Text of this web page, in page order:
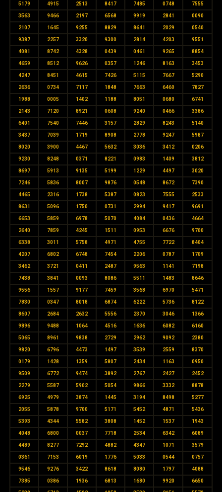
5179 4915 2513 8417 7485 0748 7555
3563 9466 2197 6568 9919 2841 0090
2107 1645 9255 8829 8641 2029 0540
9387 2257 3320 9300 2814 4203 9551
4081 8742 4328 0439 0461 9265 8854
4659 8512 9626 0357 1246 8163 3453
4247 8451 4615 7426 5115 7667 5290
2636 0734 7117 1848 7663 6460 7827
1988 0005 1402 1188 8051 0680 6741
2143 7120 8921 0608 9240 0466 3386
6401 7540 7446 3157 2829 8243 5140
3437 7039 1719 8908 2778 9247 5987
8020 3900 4467 5632 3036 3412 0206
9230 8248 0371 8221 0983 1409 3812
8697 5913 9135 5199 1229 4497 3020
7246 5836 8007 9876 0548 8672 7390
4465 2316 1738 5387 0823 7555 2533
8631 5096 1750 0731 2994 9417 9691
6653 5859 6978 5070 4084 0436 4664
2640 7859 4245 1511 0953 6676 9700
6338 3011 5758 4971 4755 7722 8404
4207 6802 6748 7454 2206 0787 1709
3462 3721 0411 2487 9563 1141 7198
7438 3841 0093 8086 5511 1483 8646
9556 1557 9177 7459 3568 6970 5471
7830 0347 8018 6874 6222 5736 8122
8607 2684 2632 5556 2370 3046 1366
9896 9488 1064 4516 1636 6082 6160
5065 8961 9838 2729 2962 9092 2380
9820 6796 4473 1497 3539 2559 8370
0179 1428 1359 5807 2434 1163 0950
9509 6772 9474 3892 2767 2427 2452
2279 5587 5902 5054 9866 3332 8878
6925 4979 3874 1445 3194 8498 5277
2055 5878 9700 5171 5452 4871 5436
5393 4344 5582 3808 1452 1537 1943
4048 6800 0037 7718 2534 6342 6089
4489 8277 7292 4882 4347 1071 3579
0361 7153 6019 1776 5033 0544 0757
9546 9276 3422 8618 8080 1797 4088
7385 0386 1936 6813 1680 9920 6650